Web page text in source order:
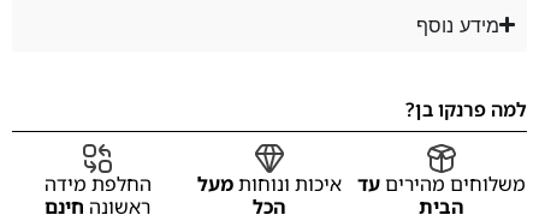
מידע נוסף
למה פרנקו בן?
משלוחים מהיריםעד
הבית
איכות ונוחותמעל
הכל
החלפת מידה
ראשונה חינם